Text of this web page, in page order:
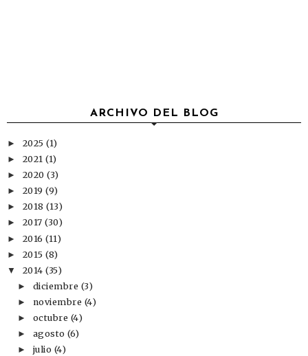
ARCHIVO DEL BLOG
► 2025 (1)
► 2021 (1)
► 2020 (3)
► 2019 (9)
► 2018 (13)
► 2017 (30)
► 2016 (11)
► 2015 (8)
▼ 2014 (35)
► diciembre (3)
► noviembre (4)
► octubre (4)
► agosto(6)
► julio (4)